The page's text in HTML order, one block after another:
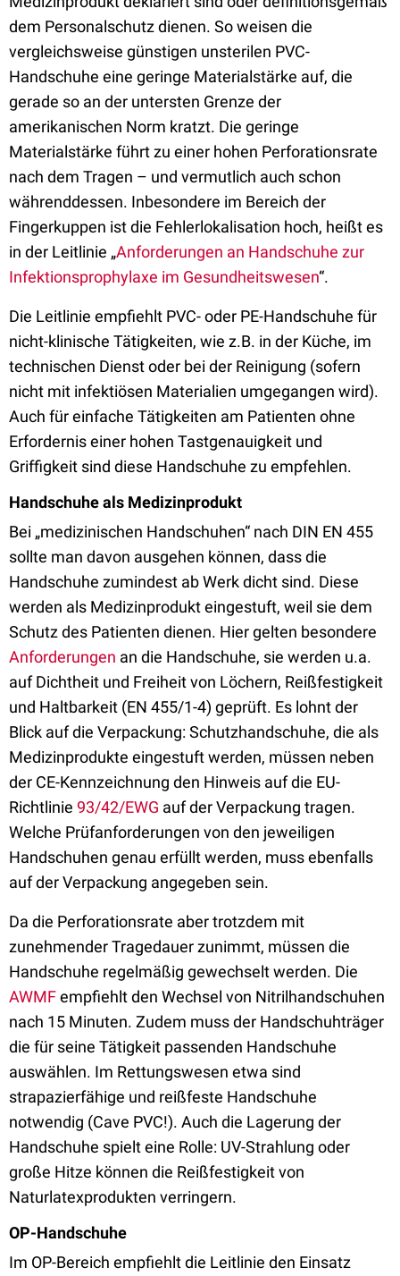
dem Personalschutz dienen. So weisen die
vergleichsweise günstigen unsterilen PVC-
Handschuhe eine geringe Materialstärke auf, die
gerade so an der untersten Grenze der
amerikanischen Norm kratzt. Die geringe
Materialstärke führt zu einer hohen Perforationsrate
nach dem Tragen – und vermutlich auch schon
währenddessen. Inbesondere im Bereich der
Fingerkuppen ist die Fehlerlokalisation hoch, heißt es
in der Leitlinie „Anforderungen an Handschuhe zur
Infektionsprophylaxe im Gesundheitswesen“.
Die Leitlinie empfiehlt PVC- oder PE-Handschuhe für
nicht-klinische Tätigkeiten, wie z.B. in der Küche, im
technischen Dienst oder bei der Reinigung (sofern
nicht mit infektiösen Materialien umgegangen wird).
Auch für einfache Tätigkeiten am Patienten ohne
Erfordernis einer hohen Tastgenauigkeit und
Griffigkeit sind diese Handschuhe zu empfehlen.
Handschuhe als Medizinprodukt
Bei „medizinischen Handschuhen“ nach DIN EN 455
sollte man davon ausgehen können, dass die
Handschuhe zumindest ab Werk dicht sind. Diese
werden als Medizinprodukt eingestuft, weil sie dem
Schutz des Patienten dienen. Hier gelten besondere
Anforderungen an die Handschuhe, sie werden u.a.
auf Dichtheit und Freiheit von Löchern, Reißfestigkeit
und Haltbarkeit (EN 455/1-4) geprüft. Es lohnt der
Blick auf die Verpackung: Schutzhandschuhe, die als
Medizinprodukte eingestuft werden, müssen neben
der CE-Kennzeichnung den Hinweis auf die EU-
Richtlinie 93/42/EWG auf der Verpackung tragen.
Welche Prüfanforderungen von den jeweiligen
Handschuhen genau erfüllt werden, muss ebenfalls
auf der Verpackung angegeben sein.
Da die Perforationsrate aber trotzdem mit
zunehmender Tragedauer zunimmt, müssen die
Handschuhe regelmäßig gewechselt werden. Die
AWMFempfiehlt den Wechsel von Nitrilhandschuhen
nach 15 Minuten. Zudem muss der Handschuhträger
die für seine Tätigkeit passenden Handschuhe
auswählen. Im Rettungswesen etwa sind
strapazierfähige und reißfeste Handschuhe
notwendig (Cave PVC!). Auch die Lagerung der
Handschuhe spielt eine Rolle: UV-Strahlung oder
große Hitze können die Reißfestigkeit von
Naturlatexprodukten verringern.
OP-Handschuhe
Im OP-Bereich empfiehlt die Leitlinie den Einsatz